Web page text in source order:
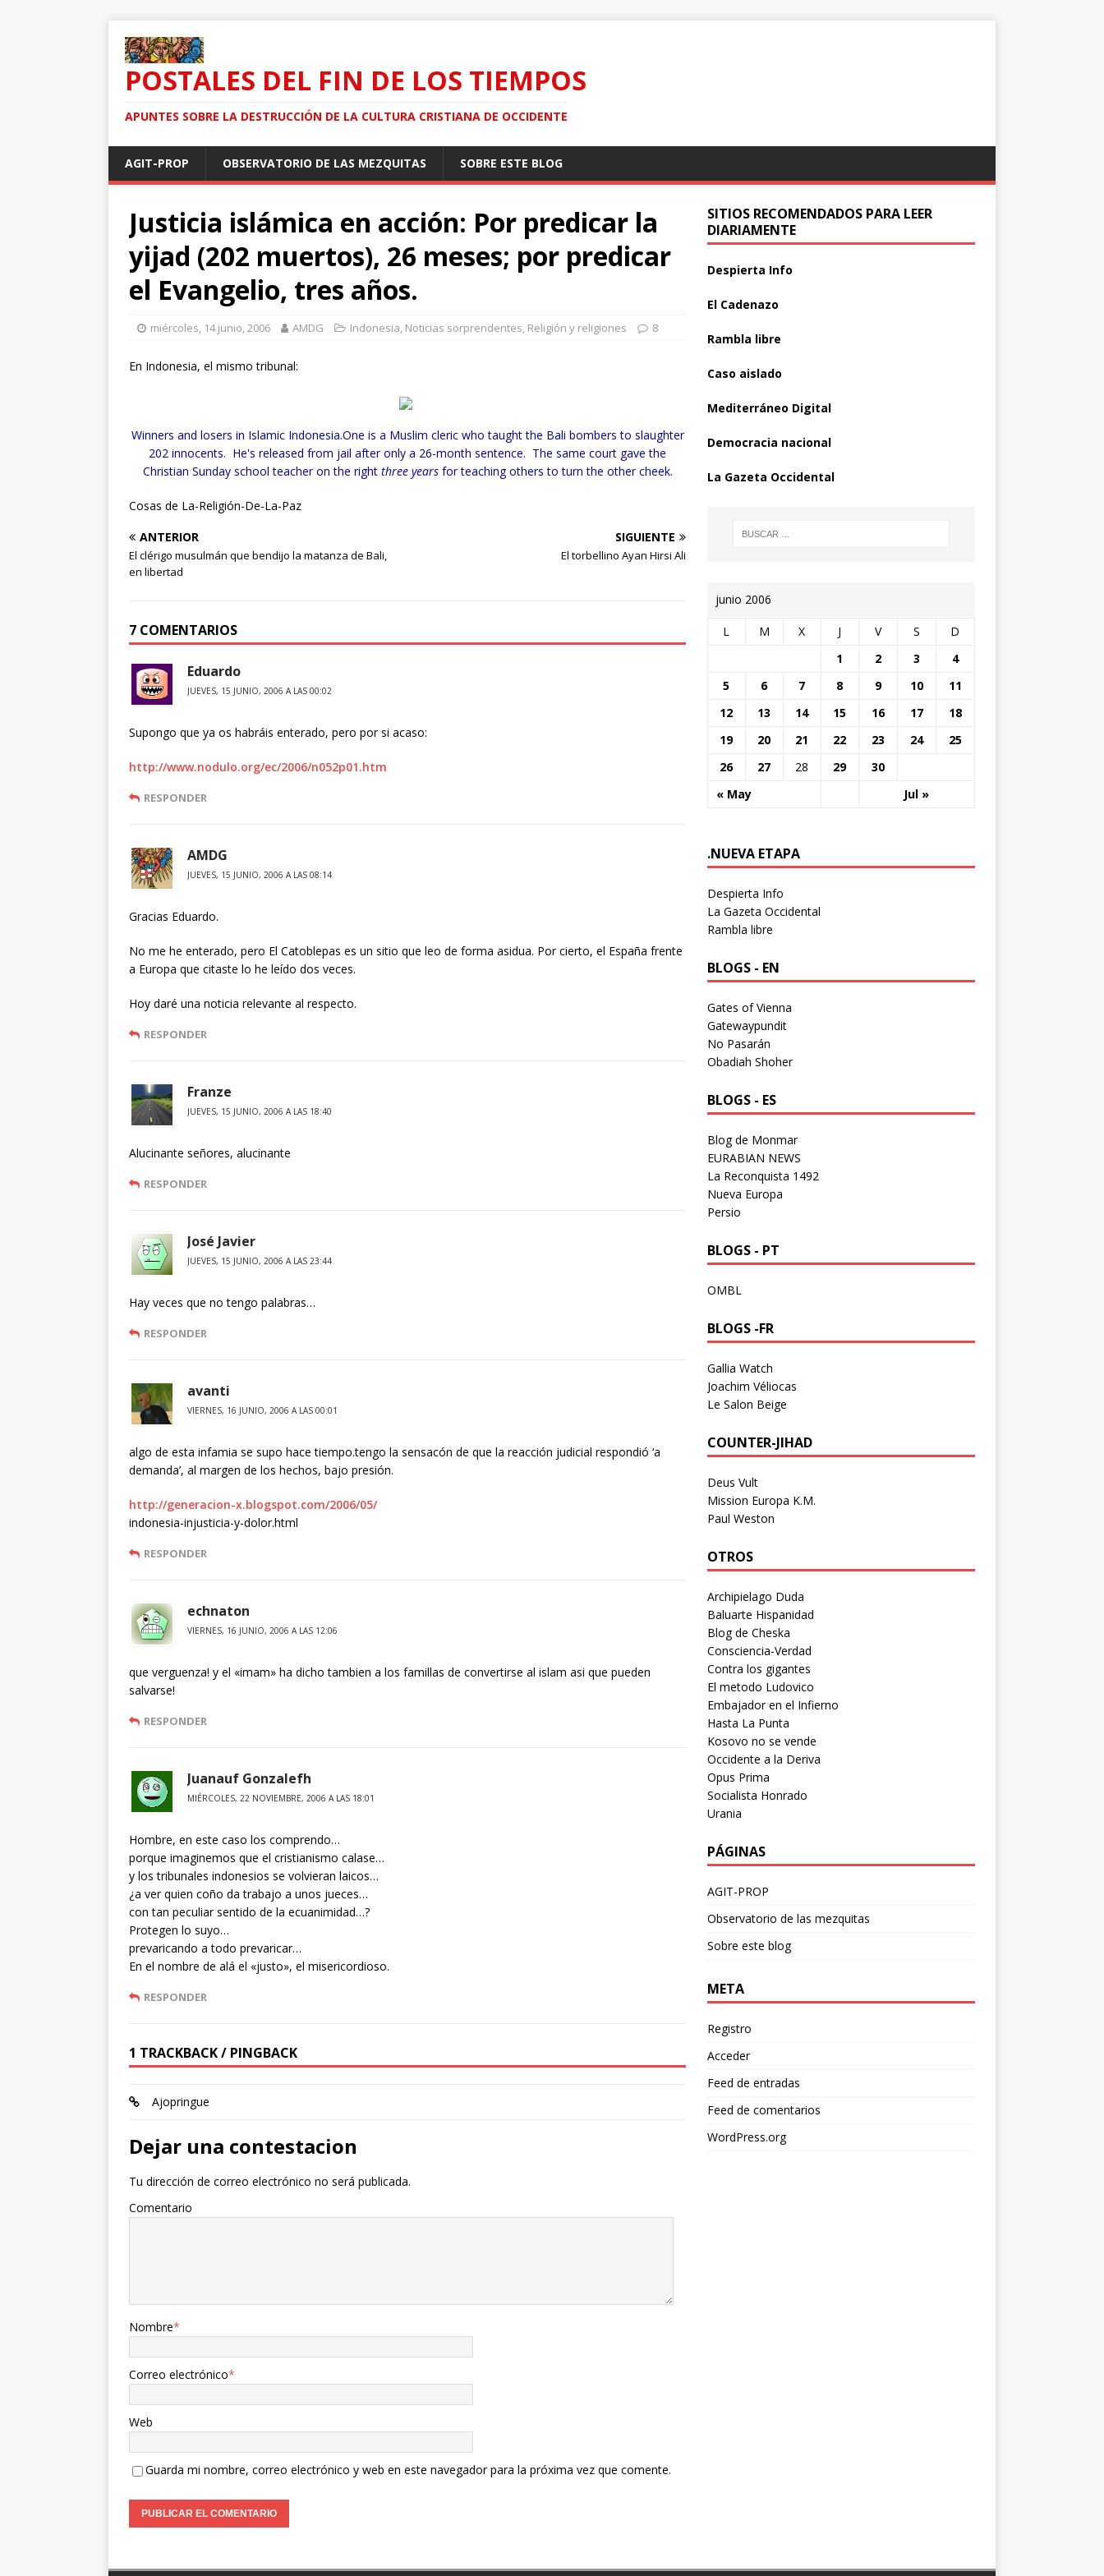
POSTALES DEL FIN DE LOS TIEMPOS
APUNTES SOBRE LA DESTRUCCIÓN DE LA CULTURA CRISTIANA DE OCCIDENTE
AGIT-PROP OBSERVATORIO DE LAS MEZQUITAS SOBRE ESTE BLOG
Justicia islámica en acción: Por predicar la
yijad (202 muertos), 26 meses; por predicar
el Evangelio, tres años.
miércoles, 14 junio, 2006 AMDG Indonesia, Noticias sorprendentes, Religión y religiones 8
En Indonesia, el mismo tribunal:
Winners and losers in Islamic Indonesia.One is a Muslim cleric who taught the Bali bombers to slaughter
202 innocents. He's released from jail after only a 26-month sentence. The same court gave the
Christian Sunday school teacher on the right three yearsfor teaching others to turn the other cheek.
Cosas de La-Religión-De-La-Paz
ANTERIOR
El clérigo musulmán que bendijo la matanza de Bali,
en libertad
SIGUIENTE
El torbellino Ayan Hirsi Ali
7 COMENTARIOS
Eduardo
JUEVES, 15 JUNIO, 2006 A LAS 00:02
Supongo que ya os habráis enterado, pero por si acaso:
http://www.nodulo.org/ec/2006/n052p01.htm
RESPONDER
AMDG
JUEVES, 15 JUNIO, 2006 A LAS 08:14
Gracias Eduardo.
No me he enterado, pero El Catoblepas es un sitio que leo de forma asidua. Por cierto, el España frente
a Europa que citaste lo he leído dos veces.
Hoy daré una noticia relevante al respecto.
RESPONDER
Franze
JUEVES, 15 JUNIO, 2006 A LAS 18:40
Alucinante señores, alucinante
RESPONDER
José Javier
JUEVES, 15 JUNIO, 2006 A LAS 23:44
Hay veces que no tengo palabras…
RESPONDER
avanti
VIERNES, 16 JUNIO, 2006 A LAS 00:01
algo de esta infamia se supo hace tiempo.tengo la sensacón de que la reacción judicial respondió ‘a
demanda’, al margen de los hechos, bajo presión.
http://generacion-x.blogspot.com/2006/05/
indonesia-injusticia-y-dolor.html
RESPONDER
echnaton
VIERNES, 16 JUNIO, 2006 A LAS 12:06
que verguenza! y el «imam» ha dicho tambien a los famillas de convertirse al islam asi que pueden
salvarse!
RESPONDER
Juanauf Gonzalefh
MIÉRCOLES, 22 NOVIEMBRE, 2006 A LAS 18:01
Hombre, en este caso los comprendo…
porque imaginemos que el cristianismo calase…
y los tribunales indonesios se volvieran laicos…
¿a ver quien coño da trabajo a unos jueces…
con tan peculiar sentido de la ecuanimidad…?
Protegen lo suyo…
prevaricando a todo prevaricar…
En el nombre de alá el «justo», el misericordioso.
RESPONDER
1 TRACKBACK / PINGBACK
Ajopringue
Dejar una contestacion
Tu dirección de correo electrónico no será publicada.
Comentario
Nombre*
Correo electrónico*
Web
Guarda mi nombre, correo electrónico y web en este navegador para la próxima vez que comente.
SITIOS RECOMENDADOS PARA LEER
DIARIAMENTE
Despierta Info
El Cadenazo
Rambla libre
Caso aislado
Mediterráneo Digital
Democracia nacional
La Gazeta Occidental
junio 2006
L M X J V S D
« May Jul »
1 2 3
4
5
6 7 8 9 10
11
12
13 14 15 16 17
18
19
20 21 22 23 24
25
26
27 28 29 30
.NUEVA ETAPA
Despierta Info
La Gazeta Occidental
Rambla libre
BLOGS - EN
Gates of Vienna
Gatewaypundit
No Pasarán
Obadiah Shoher
BLOGS - ES
Blog de Monmar
EURABIAN NEWS
La Reconquista 1492
Nueva Europa
Persio
BLOGS - PT
OMBL
BLOGS -FR
Gallia Watch
Joachim Véliocas
Le Salon Beige
COUNTER-JIHAD
Deus Vult
Mission Europa K.M.
Paul Weston
OTROS
Archipielago Duda
Baluarte Hispanidad
Blog de Cheska
Consciencia-Verdad
Contra los gigantes
El metodo Ludovico
Embajador en el Infierno
Hasta La Punta
Kosovo no se vende
Occidente a la Deriva
Opus Prima
Socialista Honrado
Urania
PÁGINAS
AGIT-PROP
Observatorio de las mezquitas
Sobre este blog
META
Registro
Acceder
Feed de entradas
Feed de comentarios
WordPress.org